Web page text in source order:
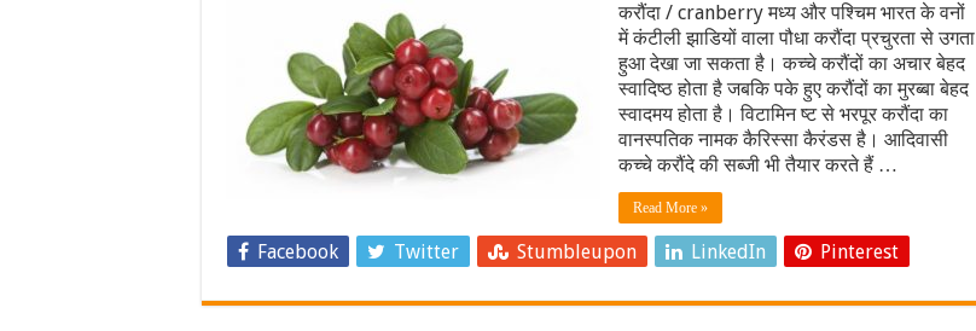
करौंदा / cranberry मध्य और पश्चिम भारत के वनों
में कंटीली झाडियों वाला पौधा करौंदा प्रचुरता से उगता
हुआ देखा जा सकता है। कच्चे करौंदों का अचार बेहद
स्वादिष्ठ होता है जबकि पके हुए करौंदों का मुरब्बा बेहद
स्वादमय होता है। विटामिन ष्ट से भरपूर करौंदा का
वानस्पतिक नामक कैरिस्सा कैरंडस है। आदिवासी
कच्चे करौंदे की सब्जी भी तैयार करते हैं …
Read More »
Facebook Twitter Stumbleupon LinkedIn Pinterest